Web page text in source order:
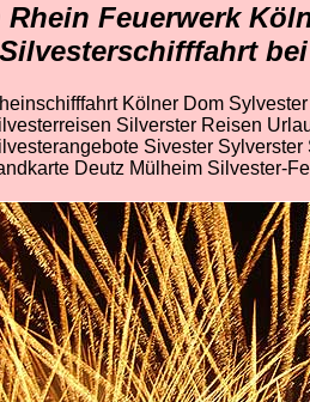
Feuerwerk
bei
Kölner Dom
Silverster Reisen
Sivester
Deutz Mülheim Silvester-